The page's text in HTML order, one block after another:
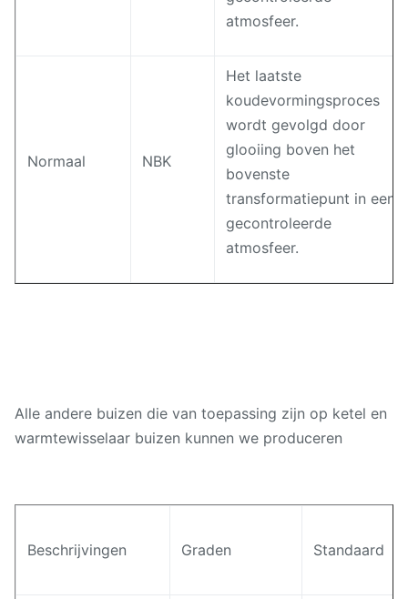
atmosfeer.
Normaal NBK
Het laatste
koudevormingsproces
wordt gevolgd door
glooiing boven het
bovenste
transformatiepunt in een
gecontroleerde
atmosfeer.
Alle andere buizen die van toepassing zijn op ketel en
warmtewisselaar buizen kunnen we produceren
Beschrijvingen Graden Standaard